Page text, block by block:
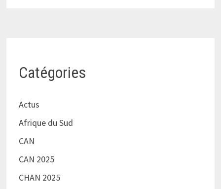
Catégories
Actus
Afrique du Sud
CAN
CAN 2025
CHAN 2025